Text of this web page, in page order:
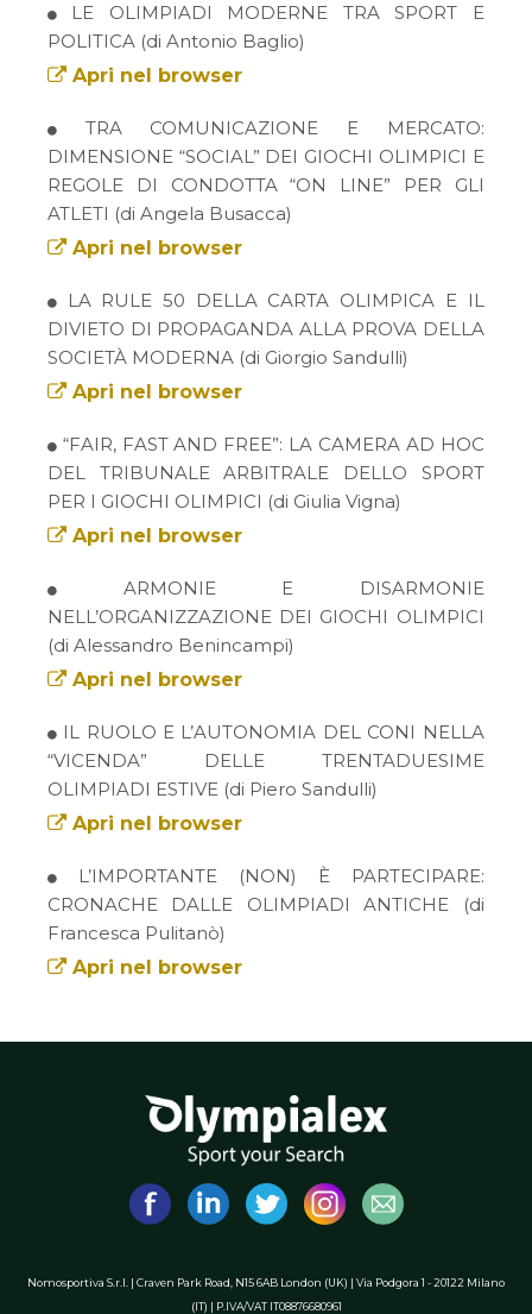
LE OLIMPIADI MODERNE TRA SPORT E
POLITICA (di Antonio Baglio)
Apri nel browser
TRA COMUNICAZIONE E MERCATO:
DIMENSIONE “SOCIAL” DEI GIOCHI OLIMPICI E
REGOLE DI CONDOTTA “ON LINE” PER GLI
ATLETI (di Angela Busacca)
Apri nel browser
LA RULE 50 DELLA CARTA OLIMPICA E IL
DIVIETO DI PROPAGANDA ALLA PROVA DELLA
SOCIETÀ MODERNA (di Giorgio Sandulli)
Apri nel browser
“FAIR, FAST AND FREE”: LA CAMERA AD HOC
DEL TRIBUNALE ARBITRALE DELLO SPORT
PER I GIOCHI OLIMPICI (di Giulia Vigna)
Apri nel browser
ARMONIE E DISARMONIE
NELL’ORGANIZZAZIONE DEI GIOCHI OLIMPICI
(di Alessandro Benincampi)
Apri nel browser
IL RUOLO E L’AUTONOMIA DEL CONI NELLA
“VICENDA” DELLE TRENTADUESIME
OLIMPIADI ESTIVE (di Piero Sandulli)
Apri nel browser
L’IMPORTANTE (NON) È PARTECIPARE:
CRONACHE DALLE OLIMPIADI ANTICHE (di
Francesca Pulitanò)
Apri nel browser
Nomosportiva S.r.l. | Craven Park Road, N15 6AB London (UK) | Via Podgora 1 - 20122 Milano
(IT) | P.IVA/VAT IT08876680961